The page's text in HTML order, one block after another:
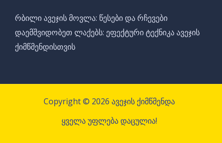
რბილი ავეჯის მოვლა: წესები და რჩევები
დაემშვიდობეთ ლაქებს: ეფექტური ტექნიკა ავეჯის
ქიმწმენდისთვის
Copyright © 2026 ავეჯის ქიმწმენდა
ყველა უფლება დაცულია!